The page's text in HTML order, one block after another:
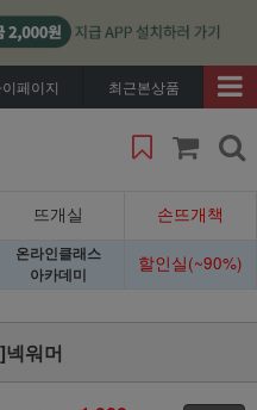
페이지 최근본상품
뜨개실
손뜨개책
온라인클래스
아카데미
할인실(~90%)
워머